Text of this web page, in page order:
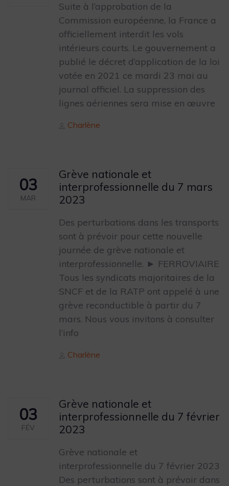
Suite à l’approbation de la
Commission européenne, la France a
officiellement interdit les vols
intérieurs courts. Le gouvernement a
publié le décret d’application de la loi
votée en 2021 ce mardi 23 mai au
journal officiel. La suppression des
lignes aériennes sera mise en œuvre
Author
Charlène
03
MAR
Grève nationale et
interprofessionnelle du 7 mars
2023
Des perturbations dans les transports
sont à prévoir pour cette nouvelle
journée de grève nationale et
interprofessionnelle. ► FERROVIAIRE
Tous les syndicats majoritaires de la
SNCF et de la RATP ont appelé à une
grève reconductible à partir du 7
mars. Nous vous invitons à consulter
l’info
Author
Charlène
03
FÉV
Grève nationale et
interprofessionnelle du 7 février
2023
Grève nationale et
interprofessionnelle du 7 février 2023
Des perturbations sont à prévoir dans